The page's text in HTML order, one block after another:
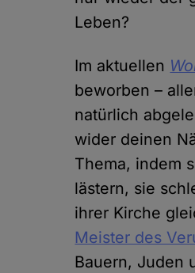
Leben?
Im aktuellen
beworben –
natürlich
wider deinen
Thema, indem
lästern, sie
ihrer Kirche
Meister des
Bauern, Juden